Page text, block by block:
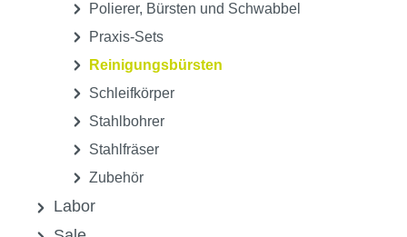
Polierer, Bürsten und Schwabbel
Praxis-Sets
Reinigungsbürsten
Schleifkörper
Stahlbohrer
Stahlfräser
Zubehör
Labor